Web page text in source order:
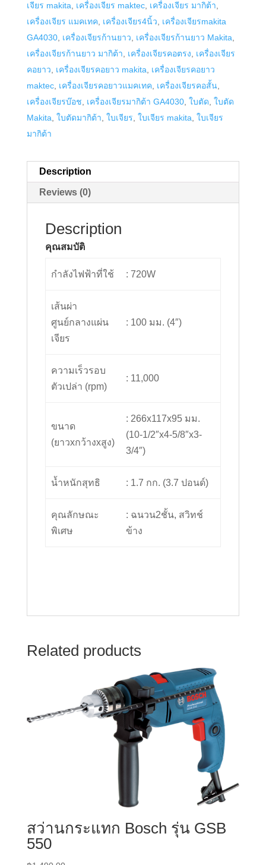
เจียร makita, เครื่องเจียร maktec, เครื่องเจียร มากิต้า,
เครื่องเจียร แมคเทค, เครื่องเจียร4นิ้ว, เครื่องเจียรmakita
GA4030, เครื่องเจียรก้านยาว, เครื่องเจียรก้านยาว Makita,
เครื่องเจียรก้านยาว มากิต้า, เครื่องเจียรคอตรง, เครื่องเจียร
คอยาว, เครื่องเจียรคอยาว makita, เครื่องเจียรคอยาว
maktec, เครื่องเจียรคอยาวแมคเทค, เครื่องเจียรคอสั้น,
เครื่องเจียรบ๊อช, เครื่องเจียรมากิต้า GA4030, ใบตัด, ใบตัด
Makita, ใบตัดมากิต้า, ใบเจียร, ใบเจียร makita, ใบเจียร
มากิต้า
Description
Reviews (0)
Description
คุณสมบัติ
กำลังไฟฟ้าที่ใช้ : 720W
เส้นผ่า
ศูนย์กลางแผ่น
เจียร
: 100 มม. (4″)
ความเร็วรอบ
ตัวเปล่า (rpm)
: 11,000
ขนาด
(ยาวxกว้างxสูง)
: 266x117x95 มม.
(10-1/2″x4-5/8″x3-
3/4″)
น้ำหนักสุทธิ : 1.7 กก. (3.7 ปอนด์)
คุณลักษณะ
พิเศษ
: ฉนวน2ชั้น, สวิทช์
ข้าง
Related products
สว่านกระแทก Bosch รุ่น GSB
550